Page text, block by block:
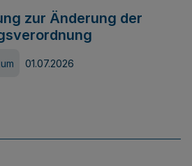
zur Änderung der
01.07.2026